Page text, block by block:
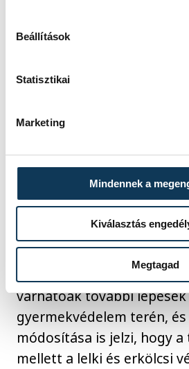
Beállítások
Statisztikai
Marketing
Mindennek a
Kiválasztás
Megtagad
tendencia, gondoljunk csak
az intézkedés kezdetben
későbbi tapasztalatok és
pozitívak, sőt a diákok is
jobbak lettek a
beszélgetnek egymással.
Hal Melinda szerint
várhatóak további
gyermekvédelem terén,
módosítása is jelzi, hogy
mellett a lelki és erkölcsi